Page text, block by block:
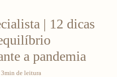
| 12 dicas
a pandemia
3min de leitura